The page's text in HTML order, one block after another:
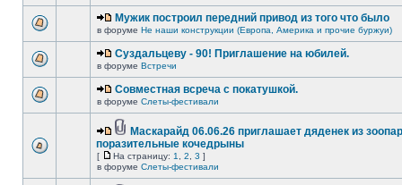
Мужик построил передний привод из того что было
в форуме Не наши конструкции (Европа, Америка и прочие буржуи)
Суздальцеву - 90! Приглашение на юбилей.
в форуме Встречи
Совместная всреча с покатушкой.
в форуме Слеты-фестивали
Маскарайд 06.06.26 приглашает дяденек из
поразительные кочедрыны
[ На страницу: 1 2 3 ]
в форуме Слеты-фестивали